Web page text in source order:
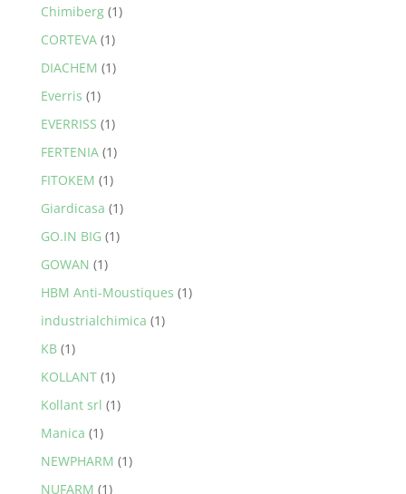
Chimiberg (1)
CORTEVA (1)
DIACHEM (1)
Everris (1)
EVERRISS (1)
FERTENIA (1)
FITOKEM (1)
Giardicasa (1)
GO.IN BIG (1)
GOWAN (1)
HBM Anti-Moustiques (1)
industrialchimica (1)
KB (1)
KOLLANT (1)
Kollant srl (1)
Manica (1)
NEWPHARM (1)
NUFARM (1)